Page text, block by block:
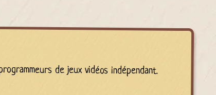
de jeux vidéos indépendant.